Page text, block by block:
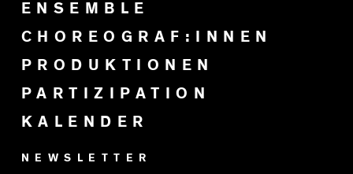
ENSEMBLE
CHOREOGRAF:INNEN
PRODUKTIONEN
PARTIZIPATION
KALENDER
NEWSLETTER